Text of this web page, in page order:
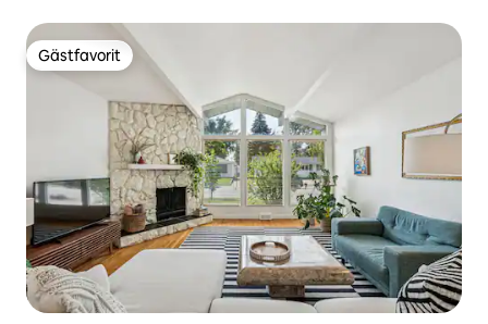
Gästfavorit
Gästfavorit